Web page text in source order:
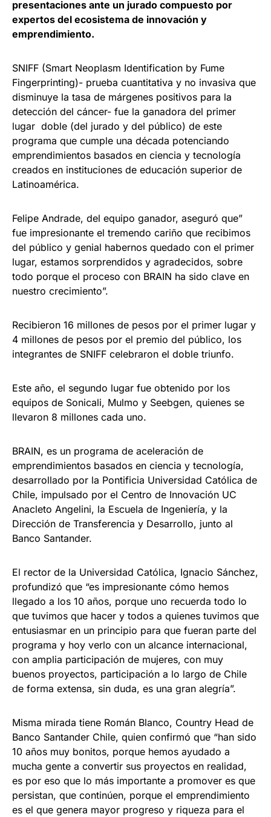
presentaciones ante un jurado compuesto por
expertos del ecosistema de innovación y
emprendimiento.
SNIFF (Smart Neoplasm Identification by Fume
Fingerprinting)- prueba cuantitativa y no invasiva que
disminuye la tasa de márgenes positivos para la
detección del cáncer- fue la ganadora del primer
lugar doble (del jurado y del público) de este
programa que cumple una década potenciando
emprendimientos basados en ciencia y tecnología
creados en instituciones de educación superior de
Latinoamérica.
Felipe Andrade, del equipo ganador, aseguró que”
fue impresionante el tremendo cariño que recibimos
del público y genial habernos quedado con el primer
lugar, estamos sorprendidos y agradecidos, sobre
todo porque el proceso con BRAIN ha sido clave en
nuestro crecimiento”.
Recibieron 16 millones de pesos por el primer lugar y
4 millones de pesos por el premio del público, los
integrantes de SNIFF celebraron el doble triunfo.
Este año, el segundo lugar fue obtenido por los
equipos de Sonicali, Mulmo y Seebgen, quienes se
llevaron 8 millones cada uno.
BRAIN, es un programa de aceleración de
emprendimientos basados en ciencia y tecnología,
desarrollado por la Pontificia Universidad Católica de
Chile, impulsado por el Centro de Innovación UC
Anacleto Angelini, la Escuela de Ingeniería, y la
Dirección de Transferencia y Desarrollo, junto al
Banco Santander.
El rector de la Universidad Católica, Ignacio Sánchez,
profundizó que “es impresionante cómo hemos
llegado a los 10 años, porque uno recuerda todo lo
que tuvimos que hacer y todos a quienes tuvimos que
entusiasmar en un principio para que fueran parte del
programa y hoy verlo con un alcance internacional,
con amplia participación de mujeres, con muy
buenos proyectos, participación a lo largo de Chile
de forma extensa, sin duda, es una gran alegría”.
Misma mirada tiene Román Blanco, Country Head de
Banco Santander Chile, quien confirmó que “han sido
10 años muy bonitos, porque hemos ayudado a
mucha gente a convertir sus proyectos en realidad,
es por eso que lo más importante a promover es que
persistan, que continúen, porque el emprendimiento
es el que genera mayor progreso y riqueza para el